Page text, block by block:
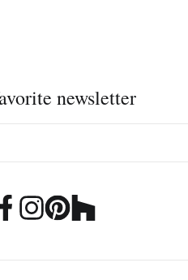
newsletter